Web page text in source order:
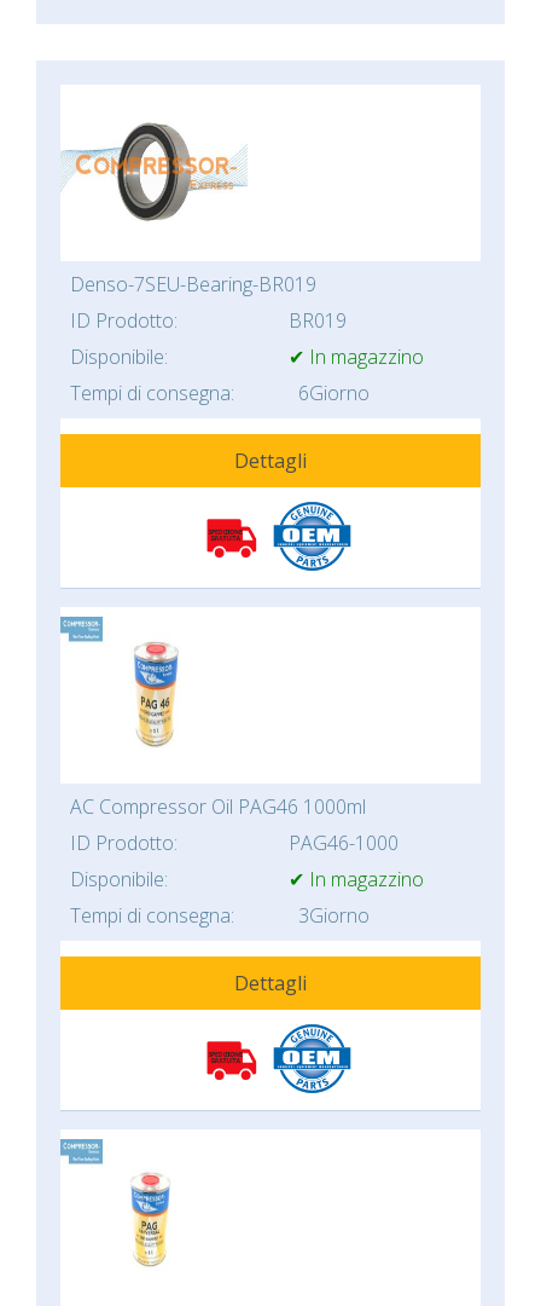
Denso-7SEU-Bearing-BR019
ID Prodotto:
BR019
Disponibile:
✔ In magazzino
Tempi di consegna:
6Giorno
Dettagli
AC Compressor Oil PAG46 1000ml
ID Prodotto:
PAG46-1000
Disponibile:
✔ In magazzino
Tempi di consegna:
3Giorno
Dettagli